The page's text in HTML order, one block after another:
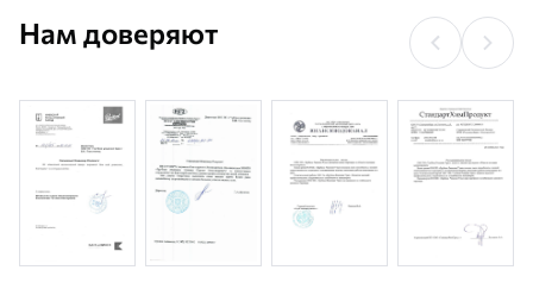
Нам доверяют